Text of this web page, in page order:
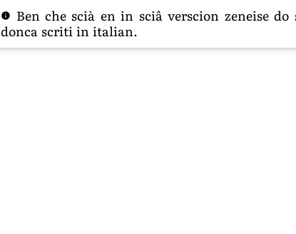
Ben che scià en in sciâ verscion zeneise
donca scriti in italian.